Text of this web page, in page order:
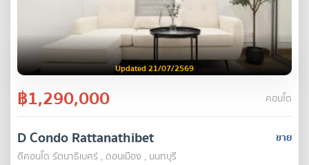
Updated 21/07/2569
฿1,290,000 คอนโด
ขาย
D Condo Rattanathibet
ดีคอนโด รัตนา​ธิเบศร์ , ดอนเมือง , นนทบุรี